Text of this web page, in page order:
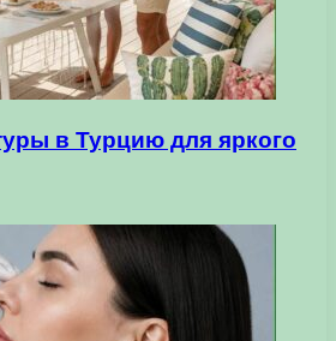
в Турцию для яркого